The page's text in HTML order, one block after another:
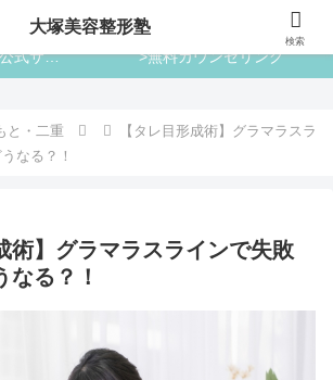
大塚美容整形塾
>大塚美容形成外科公式サイト >無料カウンセリング
と・二重
【タレ目形成術】グラマラスラ
なる？！
術】グラマラスラインで失敗
なる？！
大塚美容整形塾
検索